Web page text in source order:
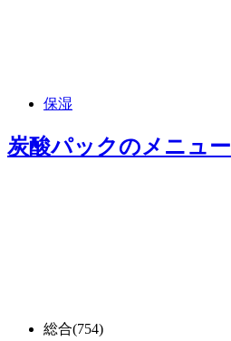
保湿
炭酸パックのメニュー
総合(754)